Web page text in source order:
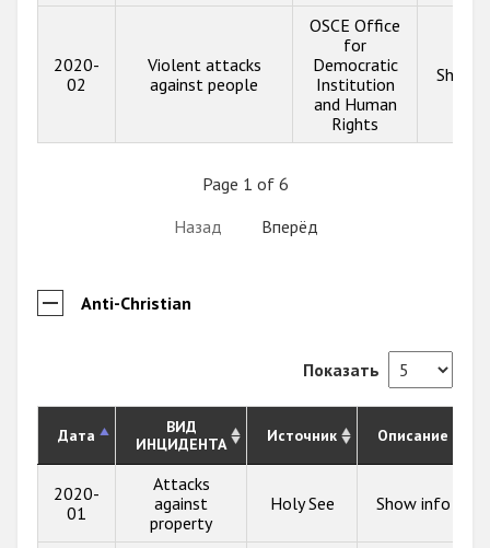
2020-
02
Violent attacks
against people
OSCE Office
for
Democratic
Institution
and Human
Rights
Show
Page 1 of 6
Назад
Вперёд
Anti-Christian
Показать
Дата
ВИД
ИНЦИДЕНТА
Источник Описание
2020-
01
Attacks
against
property
Holy See Show info